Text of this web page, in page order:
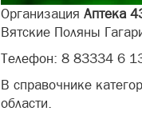
Организация Аптека
Вятские Поляны
Телефон: 8 83334 6
В справочнике
области.